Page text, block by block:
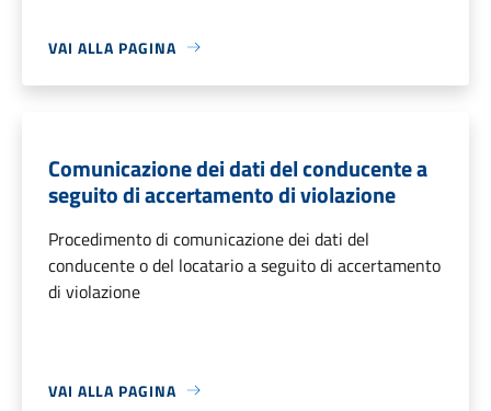
VAI ALLA PAGINA
Comunicazione dei dati del conducente a
seguito di accertamento di violazione
Procedimento di comunicazione dei dati del
conducente o del locatario a seguito di accertamento
di violazione
VAI ALLA PAGINA